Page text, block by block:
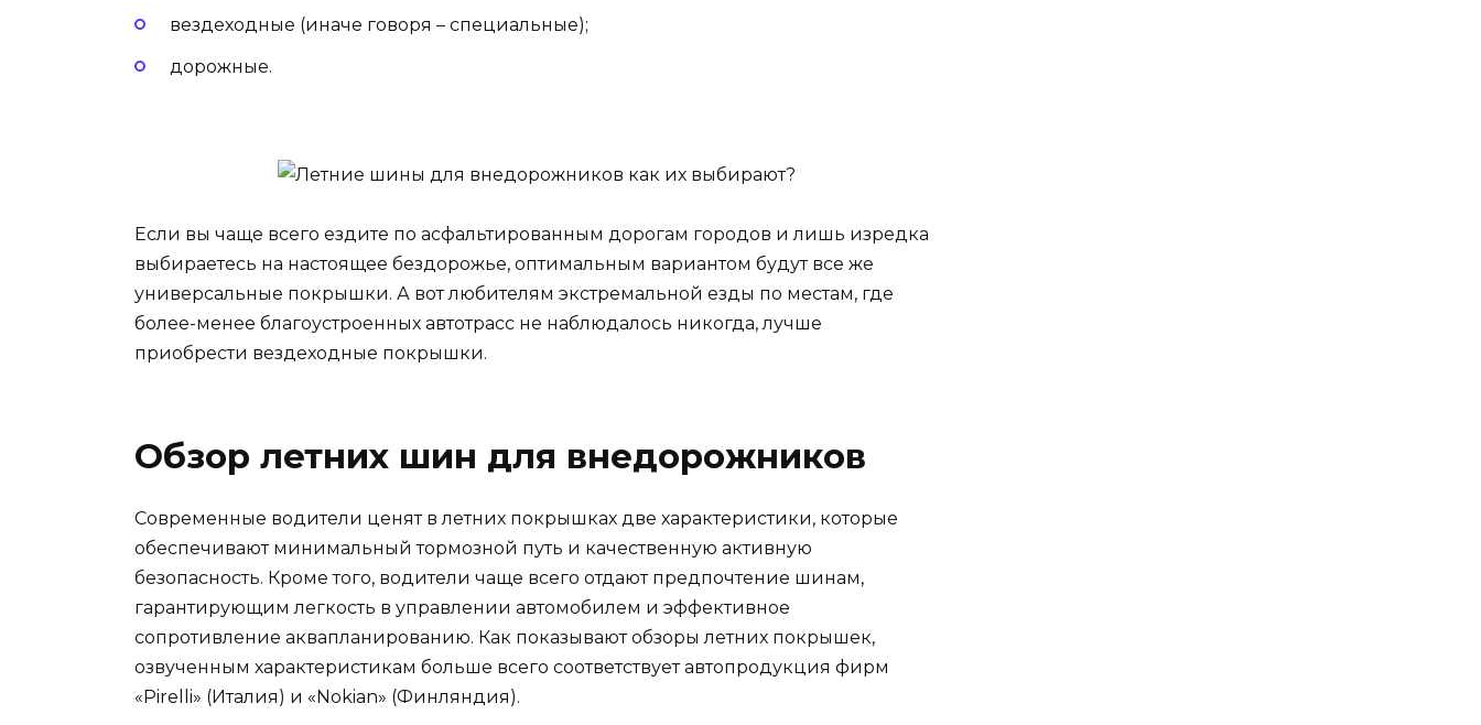
вездеходные (иначе говоря – специальные);
дорожные.
Если вы чаще всего ездите по асфальтированным дорогам городов и лишь изредка
выбираетесь на настоящее бездорожье, оптимальным вариантом будут все же
универсальные покрышки. А вот любителям экстремальной езды по местам, где
более-менее благоустроенных автотрасс не наблюдалось никогда, лучше
приобрести вездеходные покрышки.
Обзор летних шин для внедорожников
Современные водители ценят в летних покрышках две характеристики, которые
обеспечивают минимальный тормозной путь и качественную активную
безопасность. Кроме того, водители чаще всего отдают предпочтение шинам,
гарантирующим легкость в управлении автомобилем и эффективное
сопротивление аквапланированию. Как показывают обзоры летних покрышек,
озвученным характеристикам больше всего соответствует автопродукция фирм
«Pirelli» (Италия) и «Nokian» (Финляндия).